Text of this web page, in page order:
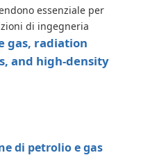
essenziale per
di ingegneria
gas, radiation
and high-density
di petrolio e gas